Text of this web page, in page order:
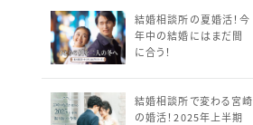
結婚相談所の夏婚活！今
年中の結婚にはまだ間
に合う！
結婚相談所で変わる宮崎
の婚活！2025年上半期